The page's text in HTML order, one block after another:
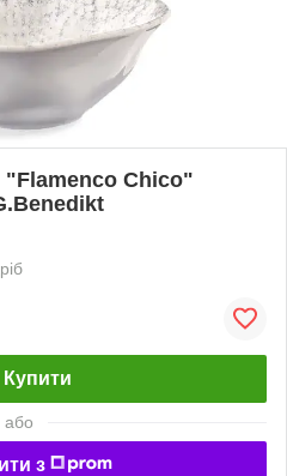
"Flamenco Chico"
Купити
або
з